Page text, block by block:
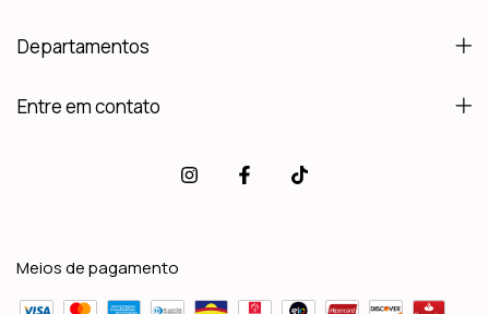
Departamentos
Entre em contato
Meios de pagamento